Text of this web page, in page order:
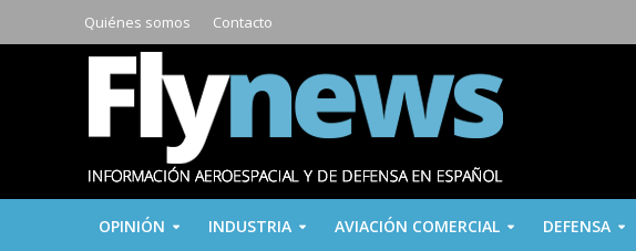
Quiénes somos Contacto
OPINIÓN INDUSTRIA AVIACIÓN COMERCIAL DEFENSA